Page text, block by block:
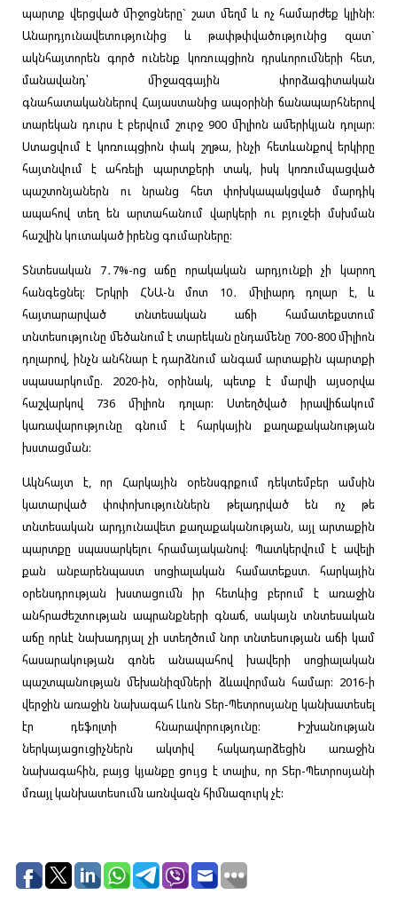
պարտք վերցված միջոցները` շատ մեղմ և ոչ համարժեք կլինի:
Անարդյունավետությունից և թափթփվածությունից զատ`
ակնհայտորեն գործ ունենք կոռուպցիոն դրսևորումների հետ,
մանավանդ՝ միջազգային փորձագիտական
գնահատականներով Հայաստանից ապօրինի ճանապարհներով
տարեկան դուրս է բերվում շուրջ 900 միլիոն ամերիկյան դոլար:
Ստացվում է կոռուպցիոն փակ շղթա, ինչի հետևանքով երկիրը
հայտնվում է ահռելի պարտքերի տակ, իսկ կոռումպացված
պաշտոնյաներն ու նրանց հետ փոխկապակցված մարդիկ
ապահով տեղ են արտահանում վարկերի ու բյուջեի մսխման
հաշվին կուտակած իրենց գումարները:
Տնտեսական 7․7%-ոց աճը որակական արդյունքի չի կարող
հանգեցնել: Երկրի ՀՆԱ-ն մոտ 10․ միլիարդ դոլար է, և
հայտարարված տնտեսական աճի համատեքստում
տնտեսությունը մեծանում է տարեկան ընդամենը 700-800 միլիոն
դոլարով, ինչն անհնար է դարձնում անգամ արտաքին պարտքի
սպասարկումը. 2020-ին, օրինակ, պետք է մարվի այսօրվա
հաշվարկով 736 միլիոն դոլար: Ստեղծված իրավիճակում
կառավարությունը գնում է հարկային քաղաքականության
խստացման:
Ակնհայտ է, որ Հարկային օրենսգրքում դեկտեմբեր ամսին
կատարված փոփոխություններն թելադրված են ոչ թե
տնտեսական արդյունավետ քաղաքականության, այլ արտաքին
պարտքը սպասարկելու հրամայականով: Պատկերվում է ավելի
քան անբարենպաստ սոցիալական համատեքստ. հարկային
օրենսդրության խստացումն իր հետևից բերում է առաջին
անհրաժեշտության ապրանքների գնաճ, սակայն տնտեսական
աճը որևէ նախադրյալ չի ստեղծում նոր տնտեսության աճի կամ
հասարակության գոնե անապահով խավերի սոցիալական
պաշտպանության մեխանիզմների ձևավորման համար: 2016-ի
վերջին առաջին նախագահ Լևոն Տեր-Պետրոսյանը կանխատեսել
էր դեֆոլտի հնարավորությունը: Իշխանության
ներկայացուցիչներն ակտիվ հակադարձեցին առաջին
նախագահին, բայց կյանքը ցույց է տալիս, որ Տեր-Պետրոսյանի
մռայլ կանխատեսումն առնվազն հիմնազուրկ չէ: